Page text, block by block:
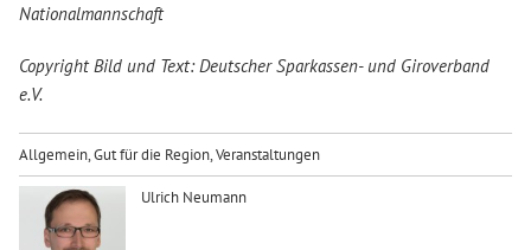
Nationalmannschaft
Copyright Bild und Text: Deutscher Sparkassen- und Giroverband
e.V.
Allgemein,Gut für die Region,Veranstaltungen
Ulrich Neumann